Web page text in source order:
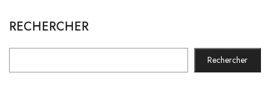
RECHERCHER
Rechercher